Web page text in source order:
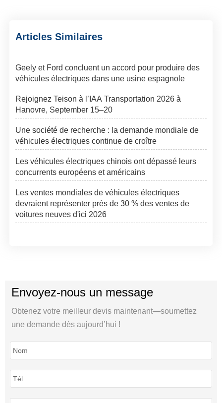
Articles Similaires
Geely et Ford concluent un accord pour produire des
véhicules électriques dans une usine espagnole
Rejoignez Teison à l’IAA Transportation 2026 à
Hanovre, September 15–20
Une société de recherche : la demande mondiale de
véhicules électriques continue de croître
Les véhicules électriques chinois ont dépassé leurs
concurrents européens et américains
Les ventes mondiales de véhicules électriques
devraient représenter près de 30 % des ventes de
voitures neuves d'ici 2026
Envoyez-nous un message
Obtenez votre meilleur devis maintenant—soumettez
une demande dès aujourd’hui !